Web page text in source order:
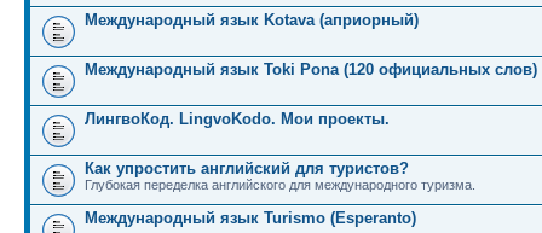
Международный язык Kotava (априорный)
Международный язык Toki Pona (120 официальных слов)
ЛингвоКод. LingvoKodo. Мои проекты.
Как упростить английский для туристов?
Глубокая переделка английского для международного туризма.
Международный язык Turismo (Esperanto)